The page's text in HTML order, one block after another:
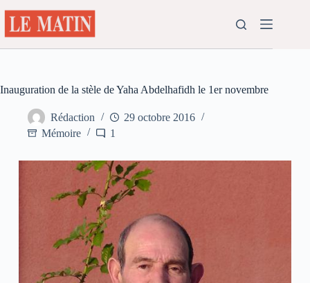
au
contenu
Inauguration de la stèle de Yaha Abdelhafidh le 1er novembre
Rédaction
29 octobre 2016
Mémoire
1